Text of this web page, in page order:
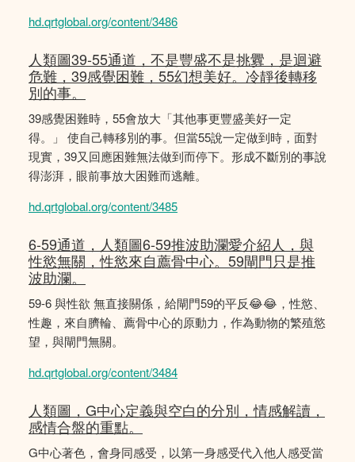
hd.qrtglobal.org/content/3486
人類圖39-55通道，不是豐盛不是挑釁，是迴避
危難，39感覺困難，55幻想美好。冷靜後轉移
別的事。
39感覺困難時，55會放大「其他事更豐盛美好一定
得。」 使自己轉移別的事。但當55說一定做到時，面對
現實，39又回應困難無法做到而停下。形成不斷別的事說
得澎湃，眼前事放大困難而逃離。
hd.qrtglobal.org/content/3485
6-59通道，人類圖6-59推波助瀾愛介紹人，與
性慾無關，性慾來自薦骨中心。59閘門只是推
波助瀾。
59-6 與性欲 無直接關係，給閘門59的平反😂😂，性慾、
性趣，來自臍輪、薦骨中心的原動力，作為動物的繁殖慾
望，與閘門無關。
hd.qrtglobal.org/content/3484
人類圖，G中心定義與空白的分別，情感解讀，
感情合盤的重點。
G中心著色，會身同感受，以第一身感受代入他人感受當